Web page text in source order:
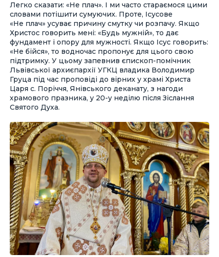
Легко сказати: «Не плач». І ми часто стараємося цими
словами потішити сумуючих. Проте, Ісусове
«Не плач» усуває причину смутку чи розпачу. Якщо
Христос говорить мені: «Будь мужній», то дає
фундамент і опору для мужності. Якщо Ісус говорить:
«Не бійся», то водночас пропонує для цього свою
підтримку. У цьому запевнив єпископ-помічник
Львівської архиєпархії УГКЦ владика Володимир
Груца під час проповіді до вірних у храмі Христа
Царя с. Поріччя, Янівського деканату, з нагоди
храмового празника, у 20-у неділю після Зіслання
Святого Духа.